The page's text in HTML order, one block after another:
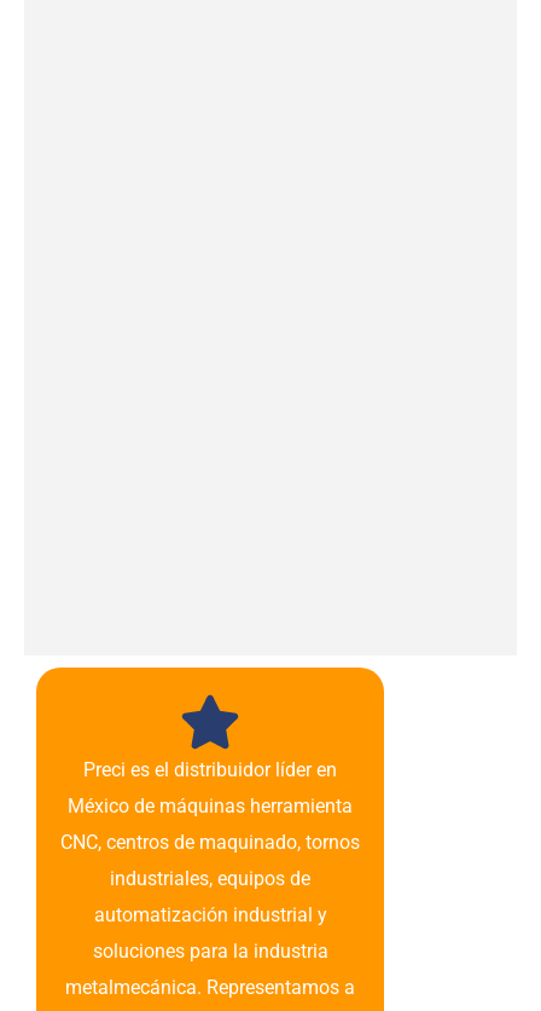
Preci es el distribuidor líder en
México de máquinas herramienta
CNC, centros de maquinado, tornos
industriales, equipos de
automatización industrial y
soluciones para la industria
metalmecánica. Representamos a